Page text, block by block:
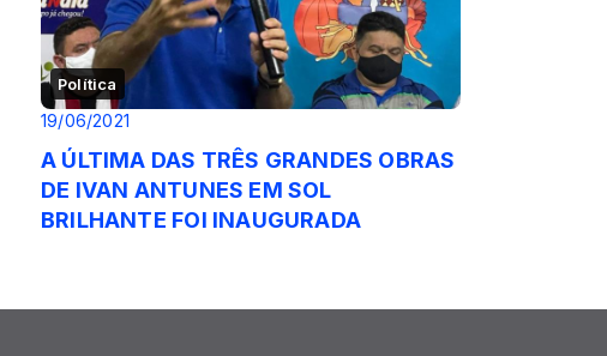
Política
19/06/2021
A ÚLTIMA DAS TRÊS GRANDES OBRAS
DE IVAN ANTUNES EM SOL
BRILHANTE FOI INAUGURADA